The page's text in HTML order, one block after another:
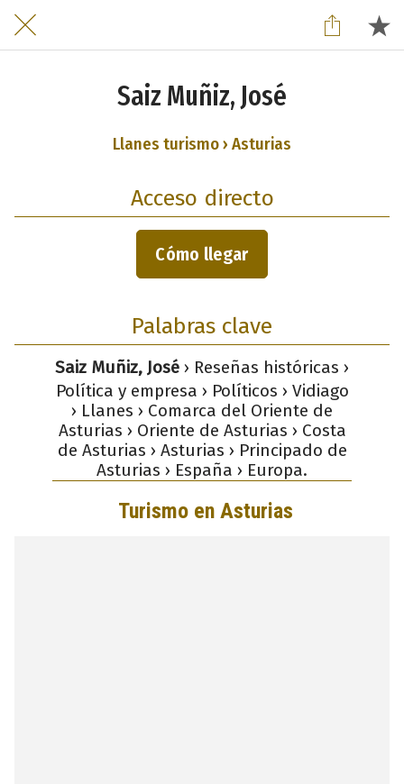
Saiz Muñiz, José
Llanes turismo › Asturias
Acceso directo
Cómo llegar
Palabras clave
Saiz Muñiz, José › Reseñas históricas ›
Política y empresa › Políticos › Vidiago
› Llanes › Comarca del Oriente de
Asturias › Oriente de Asturias › Costa
de Asturias › Asturias › Principado de
Asturias › España › Europa.